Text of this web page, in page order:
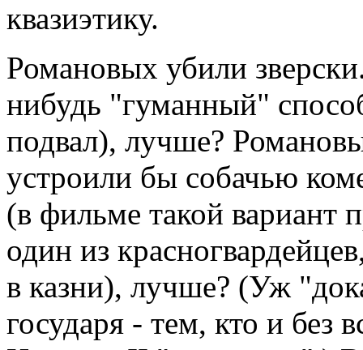
квазиэтику.
Романовых убили
нибудь "гуманный"
подвал), лучше?
устроили бы собачью
(в фильме такой вариант
один из
в казни), лучше? (Уж
государя - тем, кто и без